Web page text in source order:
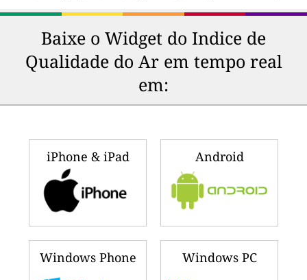
Baixe o Widget do Indice de
Qualidade do Ar em tempo real
em:
iPhone & iPad Android
Windows Phone Windows PC